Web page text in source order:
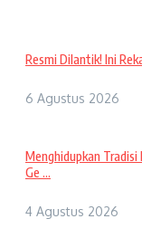
Resmi Dilantik! Ini
6 Agustus 2026
Menghidupkan Tradisi
Ge ...
4 Agustus 2026